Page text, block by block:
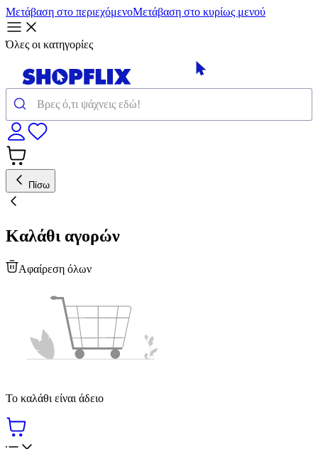
Μετάβαση στο περιεχόμενοΜετάβαση στο κυρίως μενού
Όλες οι κατηγορίες
Πίσω
Καλάθι αγορών
Αφαίρεση όλων
Το καλάθι είναι άδειο